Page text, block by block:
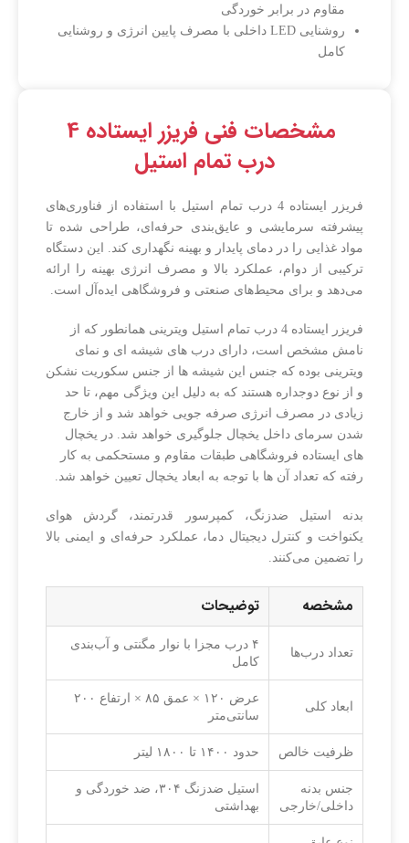
مقاوم در برابر خوردگی
روشنایی LED داخلی با مصرف پایین انرژی و روشنایی
کامل
مشخصات فنی فریزر ایستاده 4
درب تمام استیل
فریزر ایستاده 4 درب تمام استیل با استفاده از فناوری‌های
پیشرفته سرمایشی و عایق‌بندی حرفه‌ای، طراحی شده تا
مواد غذایی را در دمای پایدار و بهینه نگهداری کند. این دستگاه
ترکیبی از دوام، عملکرد بالا و مصرف انرژی بهینه را ارائه
می‌دهد و برای محیط‌های صنعتی و فروشگاهی ایده‌آل است.
فریزر ایستاده 4 درب تمام استیل ویترینی همانطور که از
نامش مشخص است، دارای درب های شیشه ای و نمای
ویترینی بوده که جنس این شیشه ها از جنس سکوریت نشکن
و از نوع دوجداره هستند که به دلیل این ویژگی مهم، تا حد
زیادی در مصرف انرژی صرفه جویی خواهد شد و از خارج
شدن سرمای داخل یخچال جلوگیری خواهد شد. در یخچال
های ایستاده فروشگاهی طبقات مقاوم و مستحکمی به کار
رفته که تعداد آن ها با توجه به ابعاد یخچال تعیین خواهد شد.
بدنه استیل ضدزنگ، کمپرسور قدرتمند، گردش هوای
یکنواخت و کنترل دیجیتال دما، عملکرد حرفه‌ای و ایمنی بالا
را تضمین می‌کنند.
مشخصه توضیحات
تعداد درب‌ها
۴ درب مجزا با نوار مگنتی و آب‌بندی
کامل
ابعاد کلی
عرض ۱۲۰ × عمق ۸۵ × ارتفاع ۲۰۰
سانتی‌متر
ظرفیت خالص حدود ۱۴۰۰ تا ۱۸۰۰ لیتر
جنس بدنه
داخلی/خارجی
استیل ضدزنگ ۳۰۴، ضد خوردگی و
بهداشتی